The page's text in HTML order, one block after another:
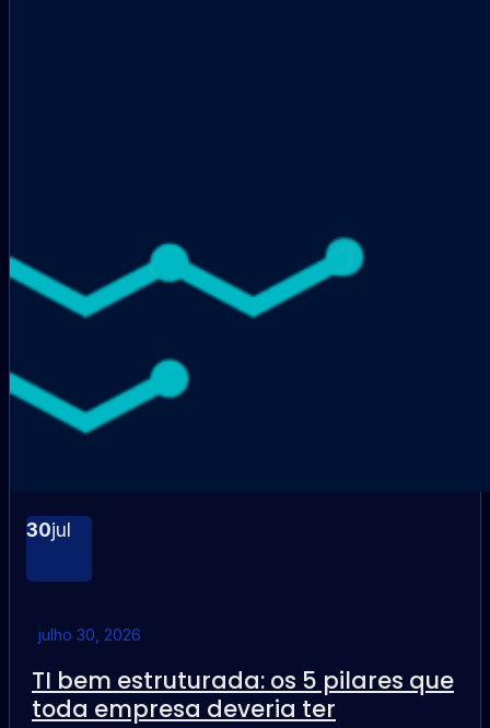
30jul
julho 30, 2026
TI bem estruturada: os 5 pilares que
toda empresa deveria ter